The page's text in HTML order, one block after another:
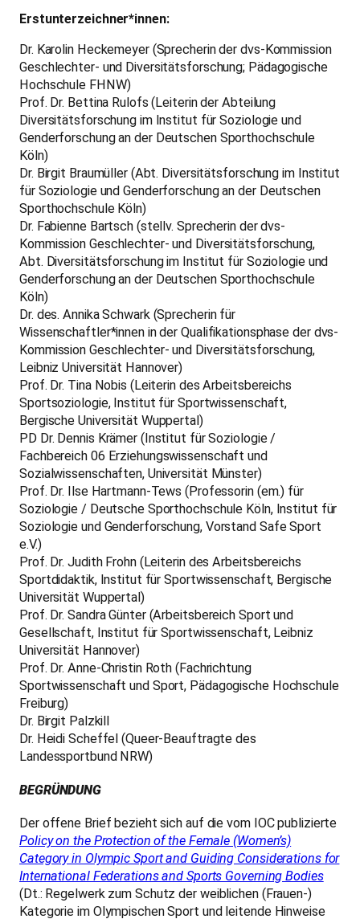
Erstunterzeichner*innen:
Dr. Karolin Heckemeyer (Sprecherin der dvs-Kommission
Geschlechter- und Diversitätsforschung; Pädagogische
Hochschule FHNW)
Prof. Dr. Bettina Rulofs (Leiterin der Abteilung
Diversitätsforschung im Institut für Soziologie und
Genderforschung an der Deutschen Sporthochschule
Köln)
Dr. Birgit Braumüller (Abt. Diversitätsforschung im Institut
für Soziologie und Genderforschung an der Deutschen
Sporthochschule Köln)
Dr. Fabienne Bartsch (stellv. Sprecherin der dvs-
Kommission Geschlechter- und Diversitätsforschung,
Abt. Diversitätsforschung im Institut für Soziologie und
Genderforschung an der Deutschen Sporthochschule
Köln)
Dr. des. Annika Schwark (Sprecherin für
Wissenschaftler*innen in der Qualifikationsphase der dvs-
Kommission Geschlechter- und Diversitätsforschung,
Leibniz Universität Hannover)
Prof. Dr. Tina Nobis (Leiterin des Arbeitsbereichs
Sportsoziologie, Institut für Sportwissenschaft,
Bergische Universität Wuppertal)
PD Dr. Dennis Krämer (Institut für Soziologie /
Fachbereich 06 Erziehungswissenschaft und
Sozialwissenschaften, Universität Münster)
Prof. Dr. Ilse Hartmann-Tews (Professorin (em.) für
Soziologie / Deutsche Sporthochschule Köln, Institut für
Soziologie und Genderforschung, Vorstand Safe Sport
e.V.)
Prof. Dr. Judith Frohn (Leiterin des Arbeitsbereichs
Sportdidaktik, Institut für Sportwissenschaft, Bergische
Universität Wuppertal)
Prof. Dr. Sandra Günter (Arbeitsbereich Sport und
Gesellschaft, Institut für Sportwissenschaft, Leibniz
Universität Hannover)
Prof. Dr. Anne-Christin Roth (Fachrichtung
Sportwissenschaft und Sport, Pädagogische Hochschule
Freiburg)
Dr. Birgit Palzkill
Dr. Heidi Scheffel (Queer-Beauftragte des
Landessportbund NRW)
BEGRÜNDUNG
Der offene Brief bezieht sich auf die vom IOC publizierte
Policy on the Protection of the Female (Women’s)
Category in Olympic Sport and Guiding Considerations for
International Federations and Sports Governing Bodies
(Dt.: Regelwerk zum Schutz der weiblichen (Frauen-)
Kategorie im Olympischen Sport und leitende Hinweise